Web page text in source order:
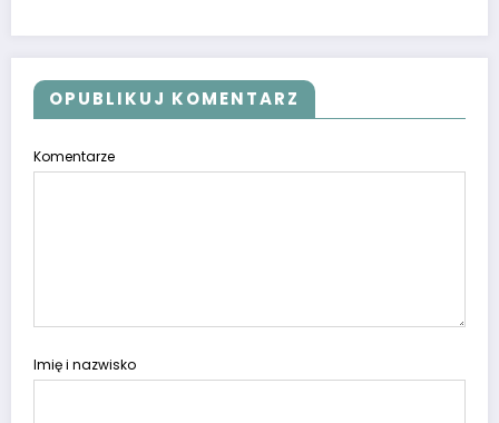
OPUBLIKUJ KOMENTARZ
Komentarze
Imię i nazwisko